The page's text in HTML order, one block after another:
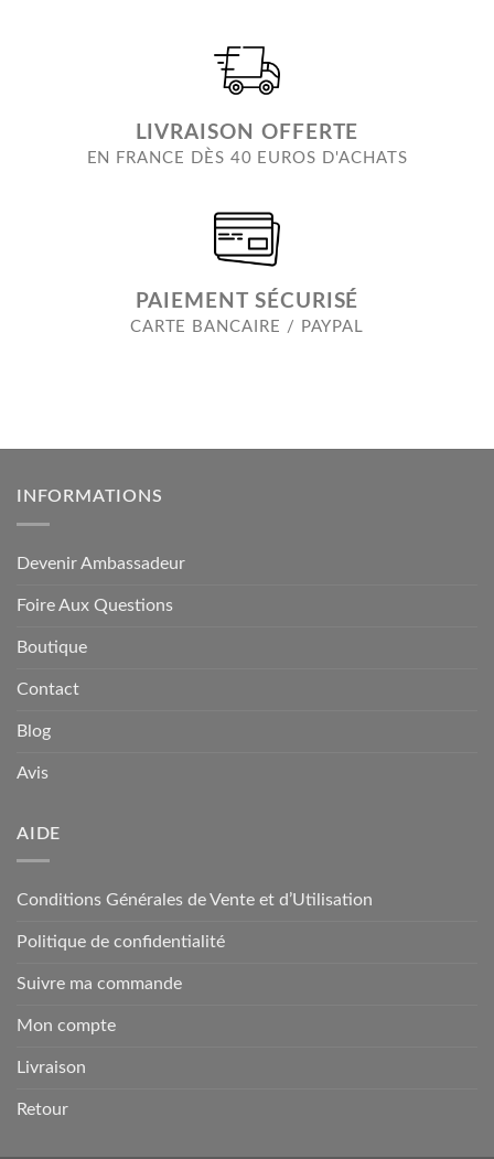
LIVRAISON OFFERTE
EN FRANCE DÈS 40 EUROS D'ACHATS
PAIEMENT SÉCURISÉ
CARTE BANCAIRE / PAYPAL
INFORMATIONS
Devenir Ambassadeur
Foire Aux Questions
Boutique
Contact
Blog
Avis
AIDE
Conditions Générales de Vente et d’Utilisation
Politique de confidentialité
Suivre ma commande
Mon compte
Livraison
Retour